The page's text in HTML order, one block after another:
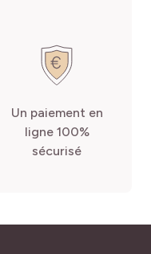
Un paiement en
ligne 100%
sécurisé